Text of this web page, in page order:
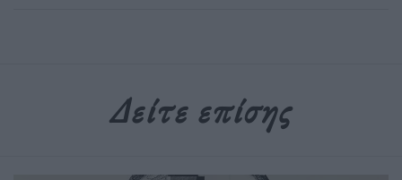
Δείτε επίσης